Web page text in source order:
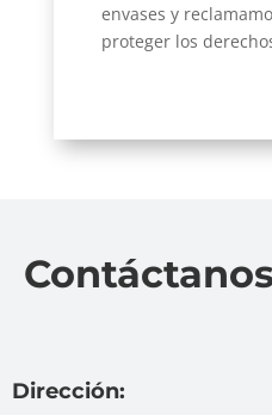
envases y
proteger los
Dirección: